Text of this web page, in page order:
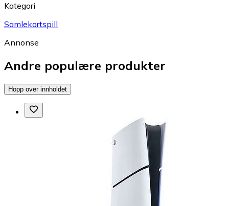
Kategori
Samlekortspill
Annonse
Andre populære produkter
Hopp over innholdet